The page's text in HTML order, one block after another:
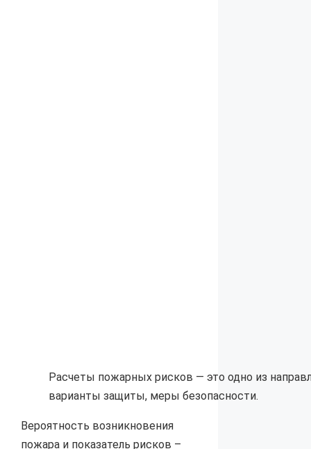
Расчеты пожарных рисков — это одно из
варианты защиты, меры безопасности.
Вероятность возникновения
пожара и показатель рисков –